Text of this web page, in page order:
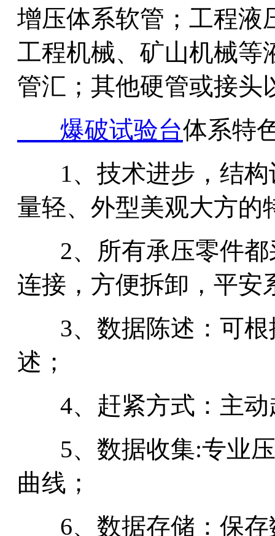
增压体系软管；工程液
工程机械、矿山机械等
管汇；其他硬管或接头
爆破试验台体系特
1、技术进步，结
量轻、外型美观大方的
2、 所有承压零件
连接，方便拆卸，平安
3、数据陈述：可
述；
4、赶紧方式：主
5、数据收集:专业
曲线；
6、数据存储：保